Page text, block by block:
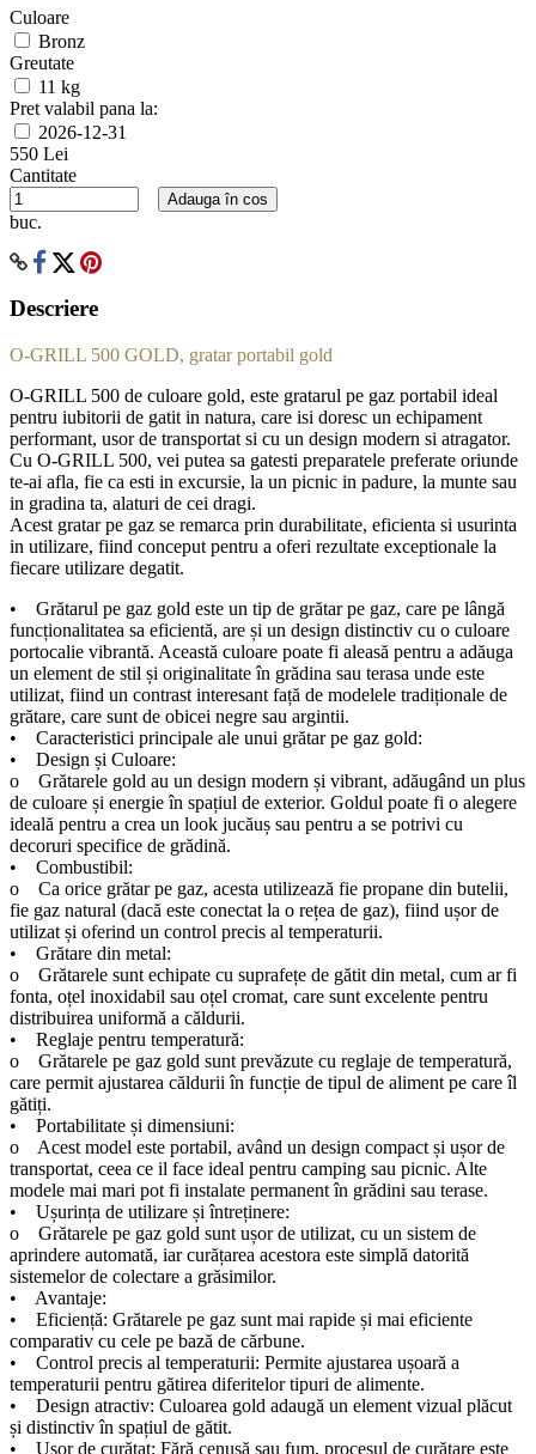
Culoare
Bronz
Greutate
11 kg
Pret valabil pana la:
2026-12-31
550 Lei
Cantitate
buc.
Adauga în cos
Descriere
O-GRILL 500 GOLD, gratar portabil gold
O-GRILL 500 de culoare gold, este gratarul pe gaz portabil ideal
pentru iubitorii de gatit in natura, care isi doresc un echipament
performant, usor de transportat si cu un design modern si atragator.
Cu O-GRILL 500, vei putea sa gatesti preparatele preferate oriunde
te-ai afla, fie ca esti in excursie, la un picnic in padure, la munte sau
in gradina ta, alaturi de cei dragi.
Acest gratar pe gaz se remarca prin durabilitate, eficienta si usurinta
in utilizare, fiind conceput pentru a oferi rezultate exceptionale la
fiecare utilizare degatit.
• Grătarul pe gaz gold este un tip de grătar pe gaz, care pe lângă
funcționalitatea sa eficientă, are și un design distinctiv cu o culoare
portocalie vibrantă. Această culoare poate fi aleasă pentru a adăuga
un element de stil și originalitate în grădina sau terasa unde este
utilizat, fiind un contrast interesant față de modelele tradiționale de
grătare, care sunt de obicei negre sau argintii.
• Caracteristici principale ale unui grătar pe gaz gold:
• Design și Culoare:
o Grătarele gold au un design modern și vibrant, adăugând un plus
de culoare și energie în spațiul de exterior. Goldul poate fi o alegere
ideală pentru a crea un look jucăuș sau pentru a se potrivi cu
decoruri specifice de grădină.
• Combustibil:
o Ca orice grătar pe gaz, acesta utilizează fie propane din butelii,
fie gaz natural (dacă este conectat la o rețea de gaz), fiind ușor de
utilizat și oferind un control precis al temperaturii.
• Grătare din metal:
o Grătarele sunt echipate cu suprafețe de gătit din metal, cum ar fi
fonta, oțel inoxidabil sau oțel cromat, care sunt excelente pentru
distribuirea uniformă a căldurii.
• Reglaje pentru temperatură:
o Grătarele pe gaz gold sunt prevăzute cu reglaje de temperatură,
care permit ajustarea căldurii în funcție de tipul de aliment pe care îl
gătiți.
• Portabilitate și dimensiuni:
o Acest model este portabil, având un design compact și ușor de
transportat, ceea ce il face ideal pentru camping sau picnic. Alte
modele mai mari pot fi instalate permanent în grădini sau terase.
• Ușurința de utilizare și întreținere:
o Grătarele pe gaz gold sunt ușor de utilizat, cu un sistem de
aprindere automată, iar curățarea acestora este simplă datorită
sistemelor de colectare a grăsimilor.
• Avantaje:
• Eficiență: Grătarele pe gaz sunt mai rapide și mai eficiente
comparativ cu cele pe bază de cărbune.
• Control precis al temperaturii: Permite ajustarea ușoară a
temperaturii pentru gătirea diferitelor tipuri de alimente.
• Design atractiv: Culoarea gold adaugă un element vizual plăcut
și distinctiv în spațiul de gătit.
• Ușor de curățat: Fără cenușă sau fum, procesul de curățare este